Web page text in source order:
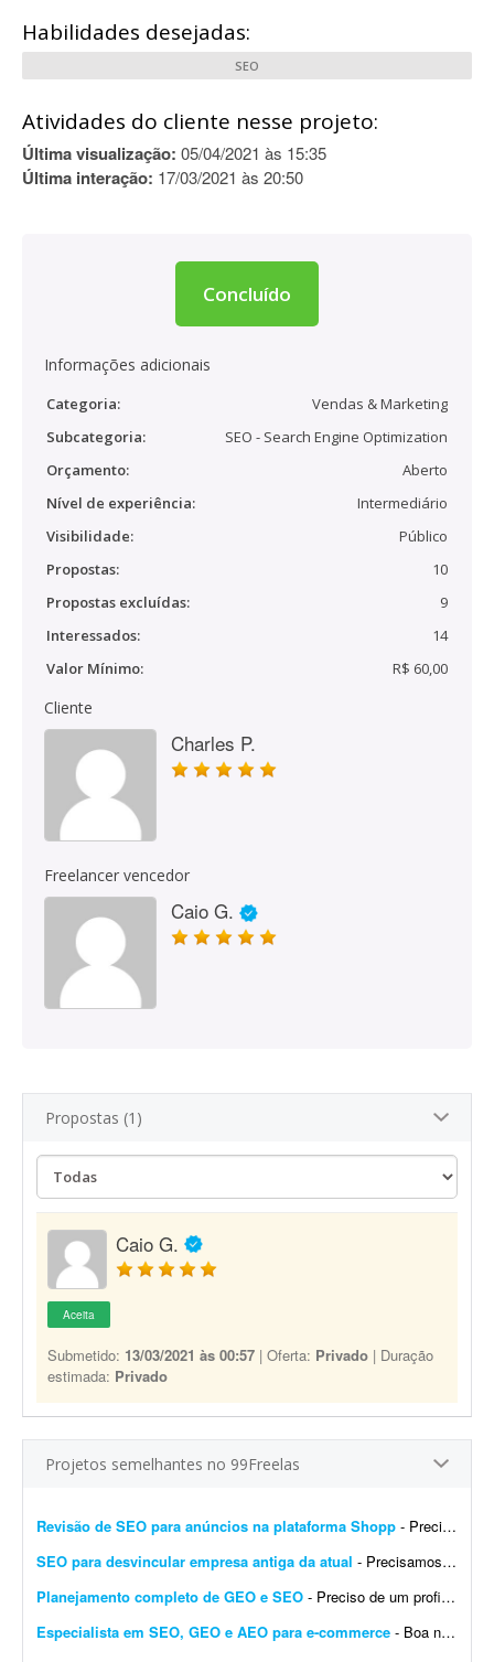
Habilidades desejadas:
SEO
Atividades do cliente nesse projeto:
Última visualização: 05/04/2021 às 15:35
Última interação: 17/03/2021 às 20:50
Concluído
Informações adicionais
Categoria:
Vendas & Marketing
Subcategoria:
SEO - Search Engine Optimization
Orçamento:
Aberto
Nível de experiência:
Intermediário
Visibilidade:
Público
Propostas:
10
Propostas excluídas:
9
Interessados:
14
Valor Mínimo:
R$ 60,00
Cliente
Charles P.
Freelancer vencedor
Caio G.
Propostas (1)
Caio G.
Aceita
Submetido: 13/03/2021 às 00:57 | Oferta: Privado | Duração
estimada: Privado
Projetos semelhantes no 99Freelas
Revisão de SEO para anúncios na plataforma Shopp - Preciso de um profissional com experiência em SEO para a plataforma Shopp, que utilize as melhores ferramentas para revisar 12 anúncios já prontos. O trabalho consiste em revis...
SEO para desvincular empresa antiga da atual - Precisamos de um especialista em SEO para nos ajudar, junto a um cliente, a corrigir ou desvincular uma empresa antiga da empresa atual. Ao buscar pelo nome dessa antiga empresa no Google, aparece ...
Planejamento completo de GEO e SEO - Preciso de um profissional com entendimento de SEO e GEO para análise completa da minha marca online. A entrega deverá ser um planejamento estratégico completo, com pontos de a...
Especialista em SEO, GEO e AEO para e-commerce - Boa noite. Estou em busca de um profissional que seja especialista em SEO, GEO e AEO para realizar um trabalho no meu site de e-commerce. O objetivo é aperfeiçoar o SEO do site e posi...